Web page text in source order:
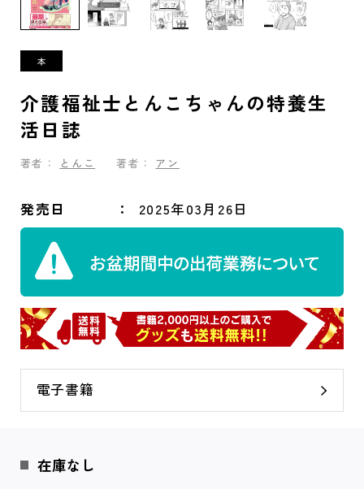
介護福祉士とんこちゃんの特養生
活日誌
著者： とんこ 著者： アン
発売日 2025年03月26日
電子書籍
在庫なし